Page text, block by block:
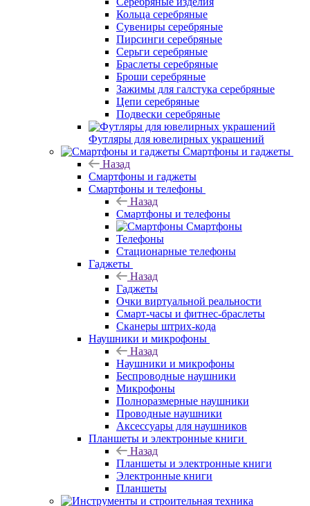
Кольца серебряные
Сувениры серебряные
Пирсинги серебряные
Серьги серебряные
Браслеты серебряные
Броши серебряные
Зажимы для галстука серебряные
Цепи серебряные
Подвески серебряные
Футляры для ювелирных украшений
Смартфоны и гаджеты
Назад
Смартфоны и гаджеты
Смартфоны и телефоны
Назад
Смартфоны и телефоны
Смартфоны
Телефоны
Стационарные телефоны
Гаджеты
Назад
Гаджеты
Очки виртуальной реальности
Смарт-часы и фитнес-браслеты
Сканеры штрих-кода
Наушники и микрофоны
Назад
Наушники и микрофоны
Беспроводные наушники
Микрофоны
Полноразмерные наушники
Проводные наушники
Аксессуары для наушников
Планшеты и электронные книги
Назад
Планшеты и электронные книги
Электронные книги
Планшеты